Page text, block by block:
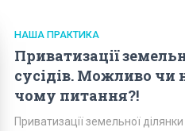
НАША ПРАКТИКА
Приватизації
сусідів. Можливо чи
чому питання?!
Приватизації земельної